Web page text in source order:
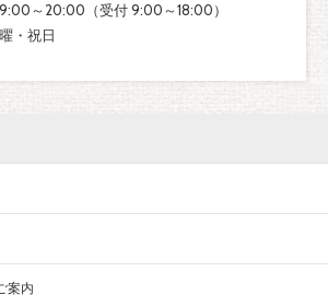
～20:00（受付 9:00～18:00）
・祝日
案内